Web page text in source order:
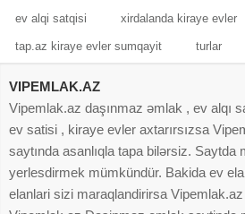
ev alqi satqisi xirdalanda kiraye evler
tap.az kiraye evler sumqayit turlar
VIPEMLAK.AZ
Vipemlak.az daşınmaz əmlak , ev alqı
ev satisi , kiraye evler axtarırsızsa
saytında asanlıqla tapa bilərsiz. Saytda
yerlesdirmek mümkündür. Bakida ev
elanlari sizi maraqlandirirsa